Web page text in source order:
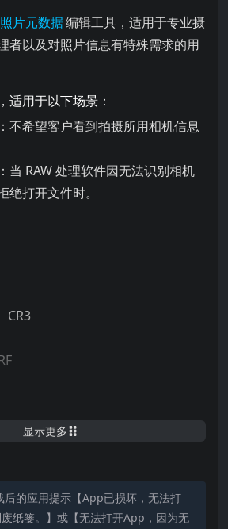
辑工具，适用于专业摄影师、图像后
照片元数据编辑工具，适用于专业摄
者以及对照片信息有特殊需求的用
适用于以下场景：
不希望客户看到拍摄所用相机信息
当 RAW 处理软件因无法识别相机
绝打开文件时。
CR3
显示更多
后的应用提示【App已损坏，无法打
纸篓。】或【无法打开App，因为无